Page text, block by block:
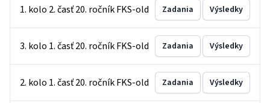
1. kolo 2. časť 20. ročník FKS-old Zadania Výsledky
3. kolo 1. časť 20. ročník FKS-old Zadania Výsledky
2. kolo 1. časť 20. ročník FKS-old Zadania Výsledky